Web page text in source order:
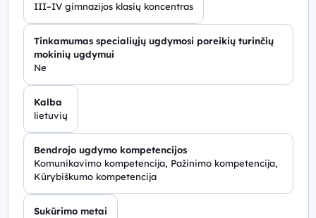
III–IV gimnazijos klasių koncentras
Tinkamumas specialiųjų ugdymosi poreikių turinčių
mokinių ugdymui
Ne
Kalba
lietuvių
Bendrojo ugdymo kompetencijos
Komunikavimo kompetencija, Pažinimo kompetencija,
Kūrybiškumo kompetencija
Sukūrimo metai